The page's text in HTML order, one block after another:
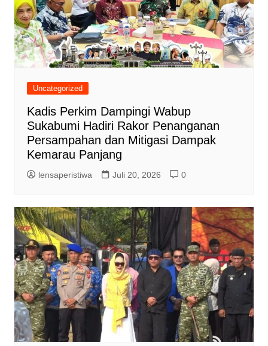
Uncategorized
Kadis Perkim Dampingi Wabup
Sukabumi Hadiri Rakor Penanganan
Persampahan dan Mitigasi Dampak
Kemarau Panjang
lensaperistiwa Juli 20, 2026 0